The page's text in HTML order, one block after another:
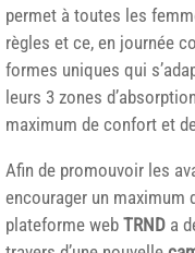
permet à toutes les
règles et ce, en journée
formes uniques qui
leurs 3 zones
maximum de confort et
Afin de promouvoir les
encourager un maximum
plateforme web TRND a